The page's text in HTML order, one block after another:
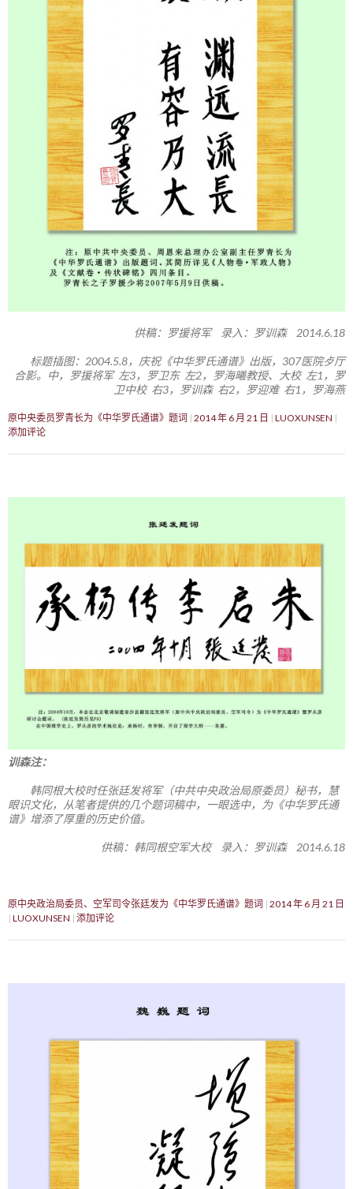
供稿：罗援将军 录入：罗训森 2014.6.18
标题插图：2004.5.8，庆祝《中华罗氏通谱》出版，307医院歺厅
合影。中，罗援将军 左3，罗卫东 左2，罗海曦教授、大校 左1，罗
卫中校 右3，罗训森 右2，罗迎难 右1，罗海燕
原中央委员罗青长为《中华罗氏通谱》题词 2014 年 6 月 21 日
LUOXUNSEN
添加评论
训森注：
韩同根大校时任张廷发将军（中共中央政治局原委员）秘书，慧
眼识文化，从笔者提供的几个题词稿中，一眼选中，为《中华罗氏通
谱》增添了厚重的历史价值。
供稿：韩同根空军大校 录入：罗训森 2014.6.18
原中央政治局委员、空军司令张廷发为《中华罗氏通谱》题词 2014 年 6 月 21 日
LUOXUNSEN 添加评论